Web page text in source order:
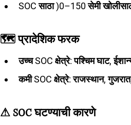
SOC साठा )0–150 सेमी
🗺 प्रादेशिक फरक
उच्च SOC क्षेत्रे: पश्चिम घाट,
कमी SOC क्षेत्रे: राजस्थान, गुजरात,
⚠ SOC घटण्याची कारणे